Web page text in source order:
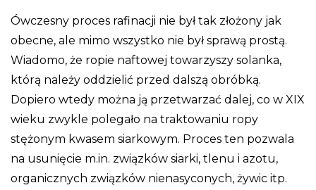
Ówczesny proces rafinacji nie był tak złożony jak
obecne, ale mimo wszystko nie był sprawą prostą.
Wiadomo, że ropie naftowej towarzyszy solanka,
którą należy oddzielić przed dalszą obróbką.
Dopiero wtedy można ją przetwarzać dalej, co w XIX
wieku zwykle polegało na traktowaniu ropy
stężonym kwasem siarkowym. Proces ten pozwala
na usunięcie m.in. związków siarki, tlenu i azotu,
organicznych związków nienasyconych, żywic itp.